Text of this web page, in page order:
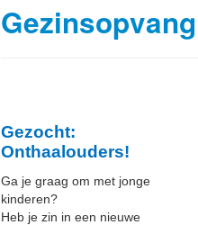
Gezinsopvang
Gezocht:
Onthaalouders!
Ga je graag om met jonge
kinderen?
Heb je zin in een nieuwe